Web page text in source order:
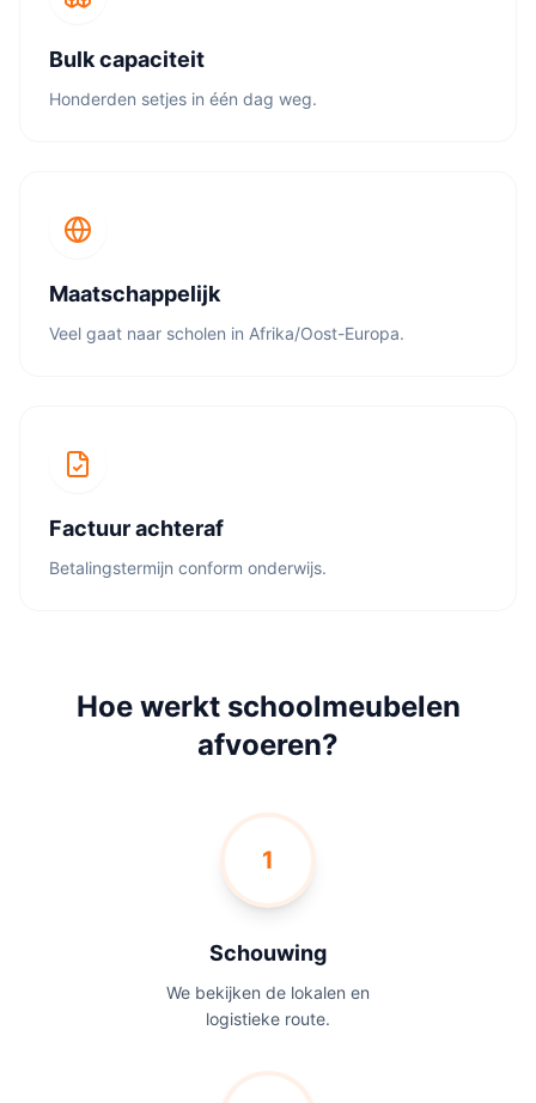
Bulk capaciteit
Honderden setjes in één dag weg.
Maatschappelijk
Veel gaat naar scholen in Afrika/Oost-Europa.
Factuur achteraf
Betalingstermijn conform onderwijs.
Hoe werkt schoolmeubelen
afvoeren?
1
Schouwing
We bekijken de lokalen en
logistieke route.